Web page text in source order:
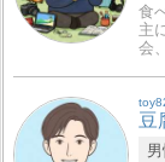
食
主
会
豆